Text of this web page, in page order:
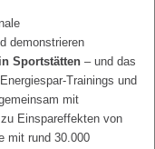
demonstrieren
Sportstätten – und das
Trainings und
mit
Einspareffekten von
mit rund 30.000